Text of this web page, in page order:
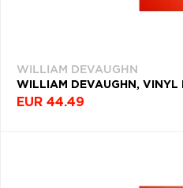
WILLIAM DEVAUGHN
EUR 44.49